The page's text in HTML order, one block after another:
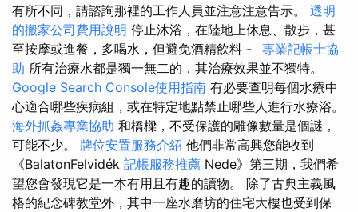
有所不同，請諮詢那裡的工作人員並注意注意告示。 透明
的搬家公司費用說明 停止沐浴，在陸地上休息、散步，甚
至按摩或進餐，多喝水，但避免酒精飲料 - 專業記帳士協
助 所有治療水都是獨一無二的，其治療效果並不獨特。
Google Search Console使用指南 有必要查明每個水療中
心適合哪些疾病組，或在特定地點禁止哪些人進行水療浴。
海外抓姦專業協助 和橋樑，不受保護的雕像數量是個謎，
可能不少。 牌位安置服務介紹 他們非常高興您能收到
《BalatonFelvidék 記帳服務推薦 Nede》第三期，我們希
望您會發現它是一本有用且有趣的讀物。 除了古典主義風
格的紀念碑教堂外，其中一座水磨坊的住宅大樓也受到保